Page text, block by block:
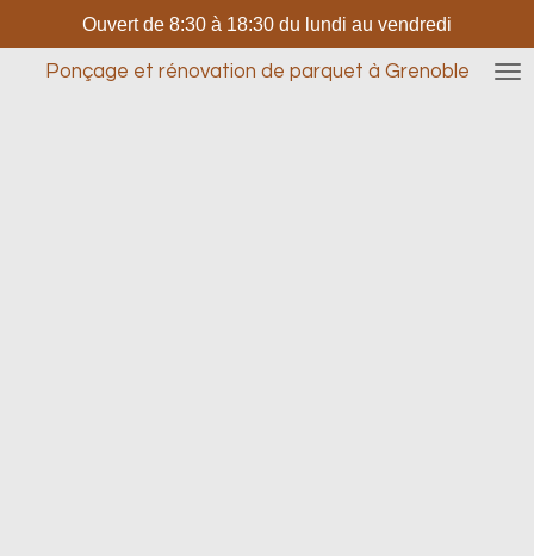
au
contenu
Ponçage et rénovation de parquet à Grenoble
Ouvert de 8:30 à 18:30 du lundi au vendredi